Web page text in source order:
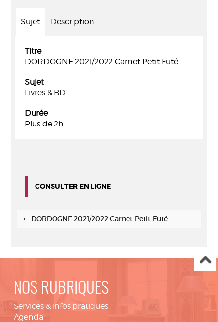
Sujet Description
Titre
DORDOGNE 2021/2022 Carnet Petit Futé
Sujet
Livres & BD
Durée
Plus de 2h.
CONSULTER EN LIGNE
DORDOGNE 2021/2022 Carnet Petit Futé
NOS RUBRIQUES
Services & infos pratiques
Agenda